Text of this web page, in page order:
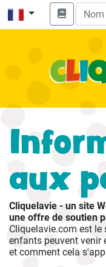
aux
Cliquelavie - un site
une offre de soutien
Cliquelavie.com est le
enfants peuvent venir
et comment cela